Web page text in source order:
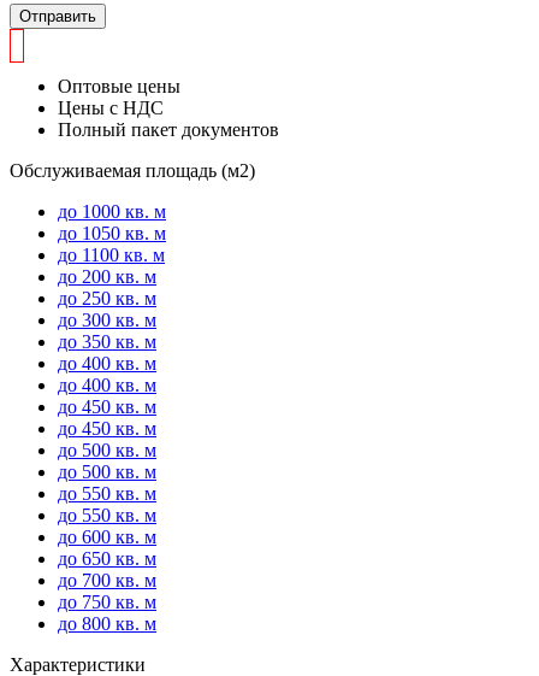
Отправить
Оптовые цены
Цены с НДС
Полный пакет документов
Обслуживаемая площадь (м2)
до 1000 кв. м
до 1050 кв. м
до 1100 кв. м
до 200 кв. м
до 250 кв. м
до 300 кв. м
до 350 кв. м
до 400 кв. м
до 400 кв. м
до 450 кв. м
до 450 кв. м
до 500 кв. м
до 500 кв. м
до 550 кв. м
до 550 кв. м
до 600 кв. м
до 650 кв. м
до 700 кв. м
до 750 кв. м
до 800 кв. м
Характеристики